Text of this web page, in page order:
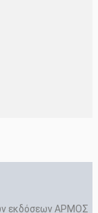
εκδόσεων ΑΡΜΟΣ